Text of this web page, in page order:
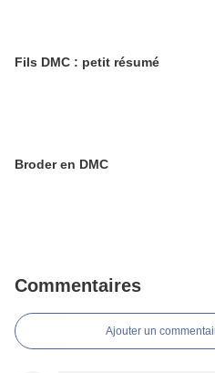
Fils DMC : petit résumé
Broder en DMC
Commentaires
Ajouter un